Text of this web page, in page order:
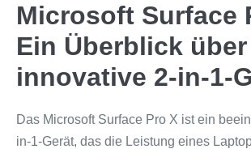
Microsoft Surface
Ein Überblick
innovative 2-in-1-
Das Microsoft Surface Pro X ist ein
in-1-Gerät, das die Leistung eines